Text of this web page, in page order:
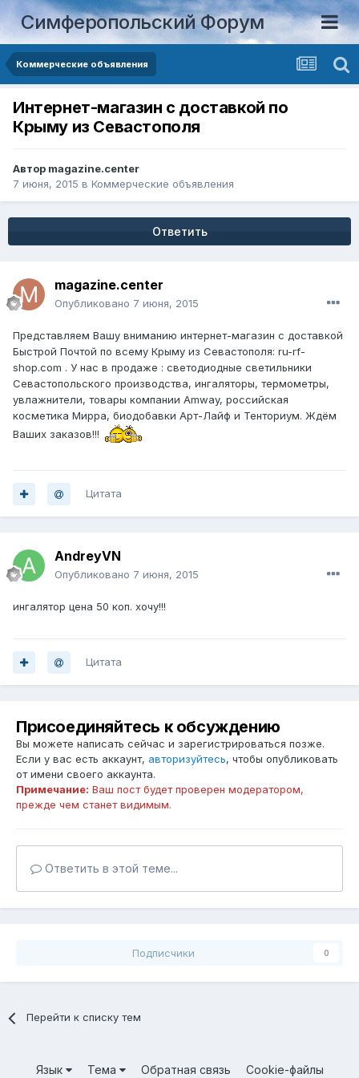
Симферопольский Форум
Коммерческие объявления
Интернет-магазин с доставкой по
Крыму из Севастополя
Автор magazine.center
7 июня, 2015 в Коммерческие объявления
Ответить
magazine.center
Опубликовано 7 июня, 2015
Представляем Вашу вниманию интернет-магазин с доставкой
Быстрой Почтой по всему Крыму из Севастополя: ru-rf-
shop.com . У нас в продаже : светодиодные светильники
Севастопольского производства, ингаляторы, термометры,
увлажнители, товары компании Amway, российская
косметика Мирра, биодобавки Арт-Лайф и Тенториум. Ждём
Ваших заказов!!!
Цитата
AndreyVN
Опубликовано 7 июня, 2015
ингалятор цена 50 коп. хочу!!!
Цитата
Присоединяйтесь к обсуждению
Вы можете написать сейчас и зарегистрироваться позже.
Если у вас есть аккаунт, авторизуйтесь, чтобы опубликовать
от имени своего аккаунта.
Примечание: Ваш пост будет проверен модератором,
прежде чем станет видимым.
Ответить в этой теме...
Подписчики 0
Перейти к списку тем
Язык Тема Обратная связь Cookie-файлы